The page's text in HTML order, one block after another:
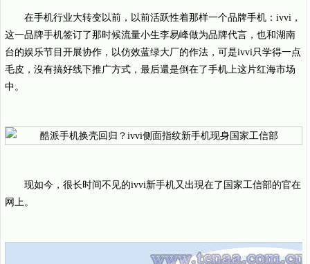
在手机行业大转变以前，以前活跃性着那样一个品牌手机：ivvi，
这一品牌手机签订了那时候流量小生李易峰做为品牌代言，也和湖南
台的娱乐节目开展协作，以仿效蓝绿大厂的作法，可是ivvi只学得一点
毛皮，沒有搞好线下推广方式，最后還是倒在了手机上这片红海市场
中。
现如今，很长时间不见的ivvi新手机又出現在了国家工信部的官在
网上。